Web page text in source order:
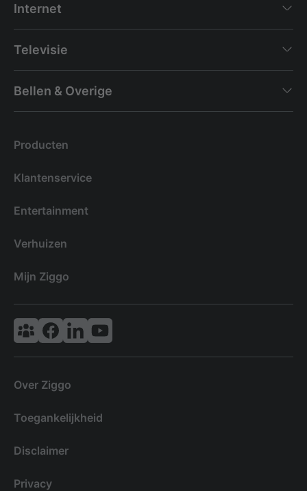
Internet
Televisie
Bellen & Overige
Producten
Klantenservice
Entertainment
Verhuizen
Mijn Ziggo
Vodafone & Ziggo Community
Ziggo Facebook
VodafoneZiggo LinkedIn
Ziggo YouTube
Over Ziggo
Toegankelijkheid
Disclaimer
Privacy